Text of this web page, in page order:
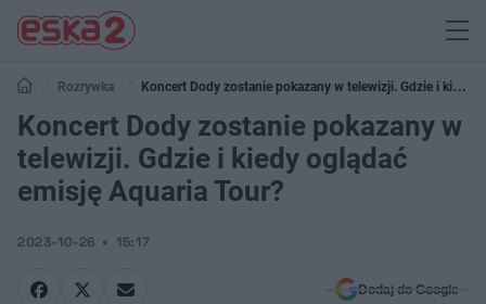
Rozrywka
Koncert Dody zostanie pokazany w telewizji. Gdzie i kiedy
oglądać emisję Aquaria Tour?
Koncert Dody zostanie pokazany w
telewizji. Gdzie i kiedy oglądać
emisję Aquaria Tour?
2023-10-26 15:17
Dodaj do Google